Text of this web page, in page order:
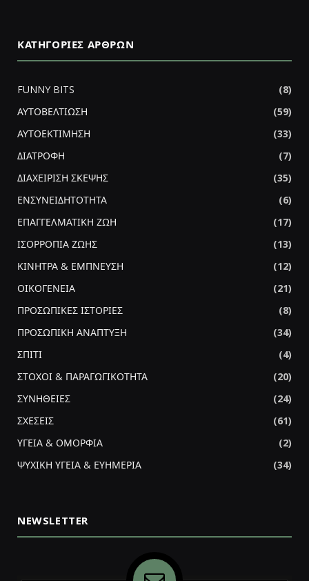
ΚΑΤΗΓΟΡΊΕΣ ΆΡΘΡΩΝ
FUNNY BITS
(8)
ΑΥΤΟΒΕΛΤΙΩΣΗ
(59)
ΑΥΤΟΕΚΤΙΜΗΣΗ
(33)
ΔΙΑΤΡΟΦΗ
(7)
ΔΙΑΧΕΙΡΙΣΗ ΣΚΕΨΗΣ
(35)
ΕΝΣΥΝΕΙΔΗΤΟΤΗΤΑ
(6)
ΕΠΑΓΓΕΛΜΑΤΙΚΗ ΖΩΗ
(17)
ΙΣΟΡΡΟΠΙΑ ΖΩΗΣ
(13)
ΚΙΝΗΤΡΑ & ΕΜΠΝΕΥΣΗ
(12)
ΟΙΚΟΓΕΝΕΙΑ
(21)
ΠΡΟΣΩΠΙΚΕΣ ΙΣΤΟΡΙΕΣ
(8)
ΠΡΟΣΩΠΙΚΗ ΑΝΑΠΤΥΞΗ
(34)
ΣΠΙΤΙ
(4)
ΣΤΟΧΟΙ & ΠΑΡΑΓΩΓΙΚΟΤΗΤΑ
(20)
ΣΥΝΗΘΕΙΕΣ
(24)
ΣΧΕΣΕΙΣ
(61)
ΥΓΕΙΑ & ΟΜΟΡΦΙΑ
(2)
ΨΥΧΙΚΗ ΥΓΕΙΑ & ΕΥΗΜΕΡΙΑ
(34)
NEWSLETTER